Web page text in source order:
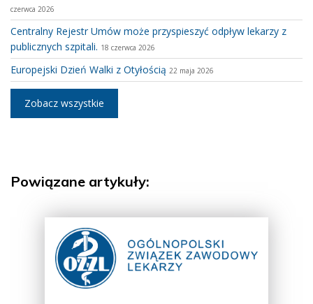
czerwca 2026
Centralny Rejestr Umów może przyspieszyć odpływ lekarzy z
publicznych szpitali. 18 czerwca 2026
Europejski Dzień Walki z Otyłością 22 maja 2026
Zobacz wszystkie
Powiązane artykuły: